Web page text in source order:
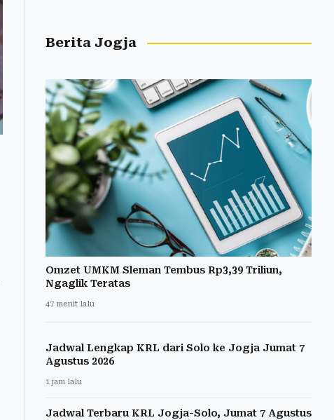
Berita Jogja
Omzet UMKM Sleman Tembus Rp3,39 Triliun,
Ngaglik Teratas
47 menit lalu
Jadwal Lengkap KRL dari Solo ke Jogja Jumat 7
Agustus 2026
1 jam lalu
Jadwal Terbaru KRL Jogja-Solo, Jumat 7 Agustus